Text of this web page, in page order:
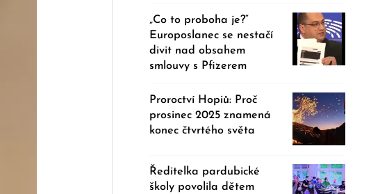
„Co to proboha je?“
Europoslanec se nestačí
divit nad obsahem
smlouvy s Pfizerem
Proroctví Hopiů: Proč
prosinec 2025 znamená
konec čtvrtého světa
Ředitelka pardubické
školy povolila dětem